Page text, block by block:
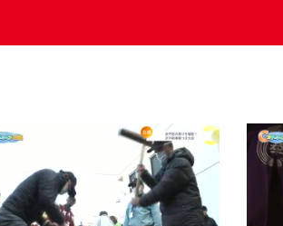
お知ら
TV』は2024年9月24日からリニュー